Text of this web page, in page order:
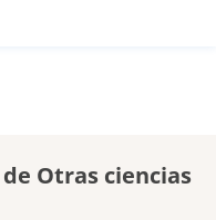
Otras ciencias